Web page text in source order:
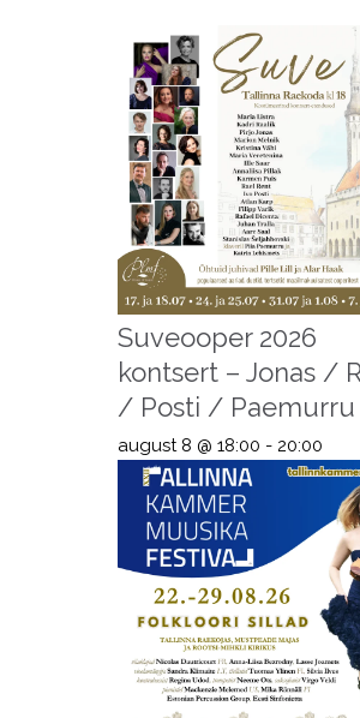
Suveooper 2026
kontsert – Jonas /
/ Posti / Paemurru
august 8 @ 18:00 - 20:00